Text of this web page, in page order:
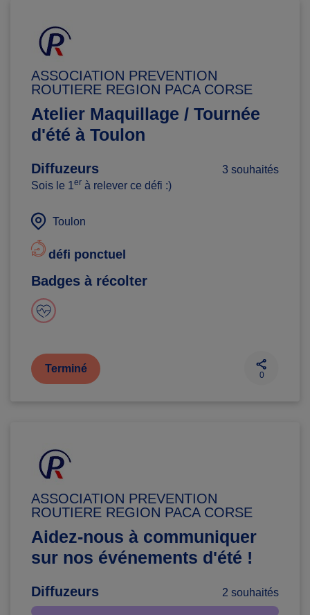
ASSOCIATION PREVENTION
ROUTIERE REGION PACA CORSE
Atelier Maquillage / Tournée
d'été à Toulon
Diffuzeurs
3 souhaités
Sois le 1er à relever ce défi :)
Toulon
défi ponctuel
Badges à récolter
Terminé
0
ASSOCIATION PREVENTION
ROUTIERE REGION PACA CORSE
Aidez-nous à communiquer
sur nos événements d'été !
Diffuzeurs 2 souhaités